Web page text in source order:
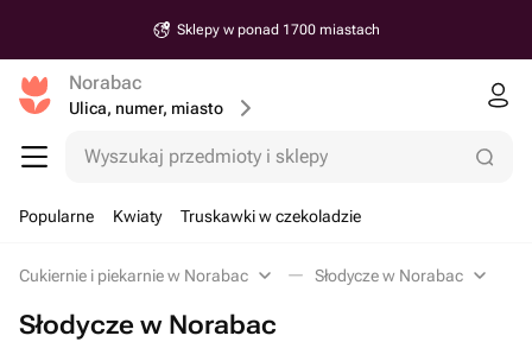
Sklepy w ponad 1700 miastach
Norabac
Ulica, numer, miasto
Wyszukaj przedmioty i sklepy
Popularne Kwiaty Truskawki w czekoladzie
Cukiernie i piekarnie w Norabac Słodycze w Norabac
Słodycze w Norabac